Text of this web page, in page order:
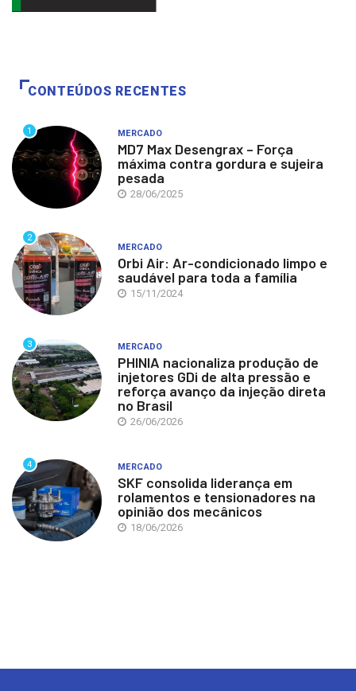
CONTEÚDOS RECENTES
1 MERCADO
MD7 Max Desengrax – Força
máxima contra gordura e sujeira
pesada
28/06/2025
2
MERCADO
Orbi Air: Ar-condicionado limpo e
saudável para toda a família
15/11/2024
3 MERCADO
PHINIA nacionaliza produção de
injetores GDi de alta pressão e
reforça avanço da injeção direta
no Brasil
26/06/2026
4 MERCADO
SKF consolida liderança em
rolamentos e tensionadores na
opinião dos mecânicos
18/06/2026